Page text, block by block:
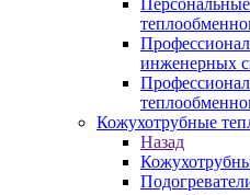
инженерных
Кожухотрубные
Назад